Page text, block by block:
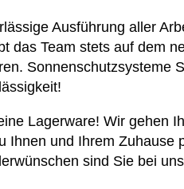
Ausführung aller
das Team stets auf dem
Sonnenschutzsysteme
Lagerware! Wir gehen
und Ihrem Zuhause
sind Sie bei